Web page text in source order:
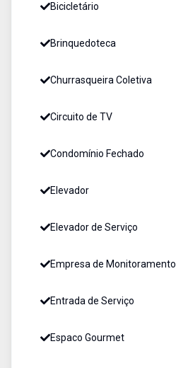
Bicicletário
Brinquedoteca
Churrasqueira Coletiva
Circuito de TV
Condomínio Fechado
Elevador
Elevador de Serviço
Empresa de Monitoramento
Entrada de Serviço
Espaco Gourmet